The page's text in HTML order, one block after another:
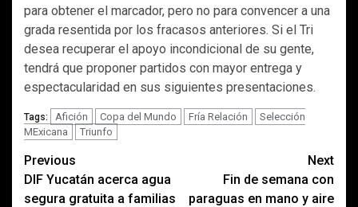
para obtener el marcador, pero no para convencer a una
grada resentida por los fracasos anteriores. Si el Tri
desea recuperar el apoyo incondicional de su gente,
tendrá que proponer partidos con mayor entrega y
espectacularidad en sus siguientes presentaciones.
Tags: Afición Copa del Mundo Fría Relación
Selección
MExicana
Triunfo
Post
navigation
Previous
DIF Yucatán acerca agua
segura gratuita a familias
Next
Fin de semana con
paraguas en mano y aire